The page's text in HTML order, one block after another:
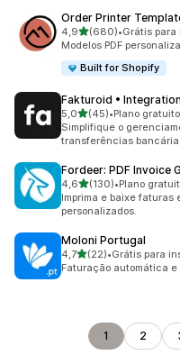
Order Printer
4,9de 5 estrelas
(680)
680 avaliações ao todo
•Grátis
Modelos PDF
Built for Shopify
Fakturoid • Integration
5,0de 5 estrelas
(45)
45 avaliações ao todo
•Plano
Simplifique o
transferências
Fordeer: PDF Invoice
4,6de 5 estrelas
(130)
130 avaliações ao todo
•Plano
Imprima e baixe faturas
personalizados.
Moloni Portugal
4,7de 5 estrelas
(22)
22 avaliações ao todo
•Grátis para
Faturação automática
1 2